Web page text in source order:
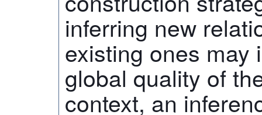
inferring new
existing ones may
global quality of
context, an